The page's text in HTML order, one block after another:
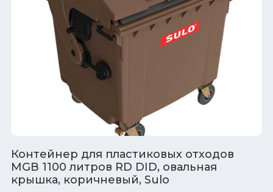
Контейнер для пластиковых отходов
MGB 1100 литров RD DID, овальная
крышка, коричневый, Sulo